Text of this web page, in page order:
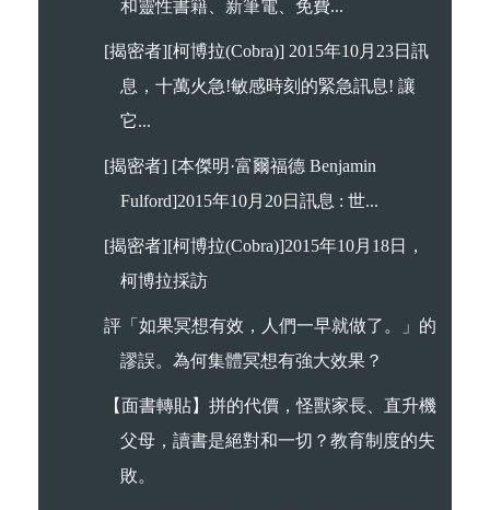
和靈性書籍、新筆電、免費...
[揭密者][柯博拉(Cobra)] 2015年10月23日訊
息，十萬火急!敏感時刻的緊急訊息! 讓
它...
[揭密者] [本傑明·富爾福德 Benjamin
Fulford]2015年10月20日訊息 : 世...
[揭密者][柯博拉(Cobra)]2015年10月18日，
柯博拉採訪
評「如果冥想有效，人們一早就做了。」的
謬誤。為何集體冥想有強大效果？
【面書轉貼】拼的代價，怪獸家長、直升機
父母，讀書是絕對和一切？教育制度的失
敗。